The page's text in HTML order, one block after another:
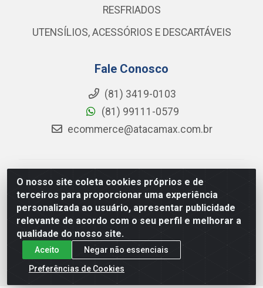
O nosso site coleta cookies próprios e de
terceiros para proporcionar uma experiência
personalizada ao usuário, apresentar publicidade
relevante de acordo com o seu perfil e melhorar a
qualidade do nosso site.
Aceito
Negar não essenciais
Preferências de Cookies
RESFRIADOS
UTENSÍLIOS, ACESSÓRIOS E DESCARTÁVEIS
Fale Conosco
(81) 3419-0103
(81) 99111-0579
ecommerce@atacamax.com.br
Atacamax Importadora de Alimentos LTDA - RODOVIA
BR-101 - SUL, KM 79,60 GP E GALPAO:D - Muribeca,
Jaboatão dos Guararapes - PE, 54355-010 - CNPJ